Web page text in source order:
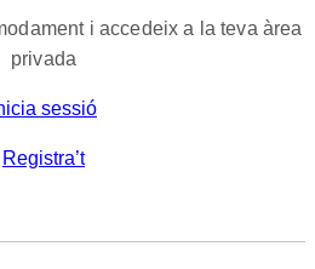
i accedeix a la teva àrea
privada
sessió
Registra’t